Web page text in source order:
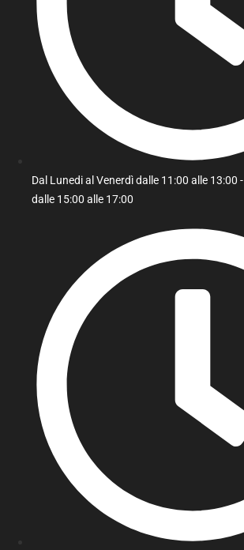
Dal Lunedi al Venerdì dalle 11:00 alle 13:00 -
dalle 15:00 alle 17:00